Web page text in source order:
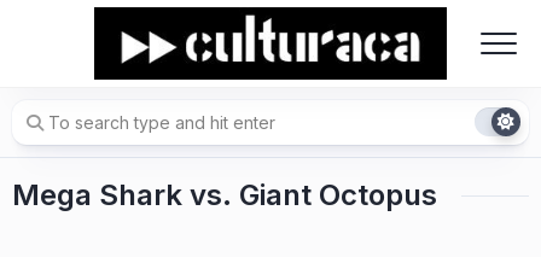
Mega Shark vs. Giant Octopus